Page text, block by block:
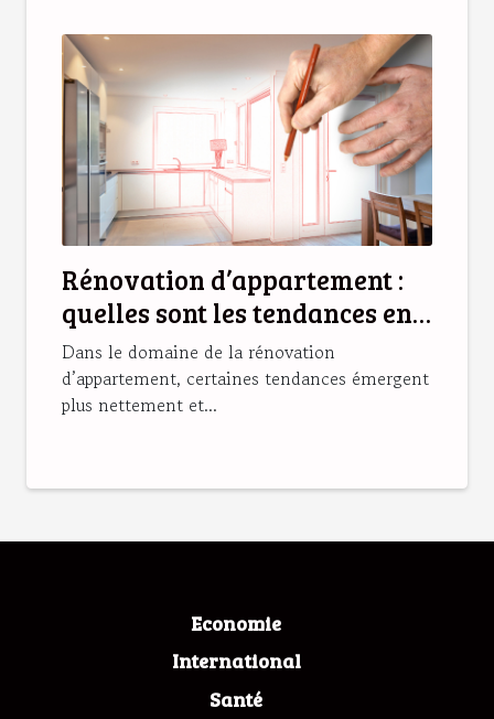
Rénovation d’appartement :
quelles sont les tendances en
2025 ?
Dans le domaine de la rénovation
d’appartement, certaines tendances émergent
plus nettement et...
Economie
International
Santé